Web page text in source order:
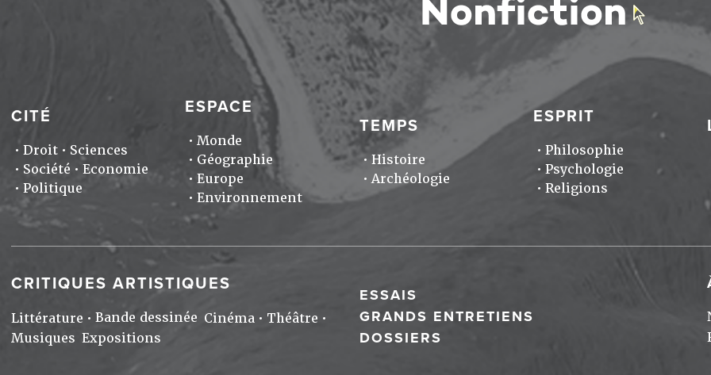
CITÉ
Droit
Sciences
Société
Economie
Politique
ESPACE
Monde
Géographie
Europe
Environnement
TEMPS
Histoire
Archéologie
ESPRIT
Philosophie
Psychologie
Religions
CRITIQUES ARTISTIQUES
Littérature Bande dessinée Cinéma
Théâtre
Musiques Expositions
ESSAIS
GRANDS ENTRETIENS
DOSSIERS